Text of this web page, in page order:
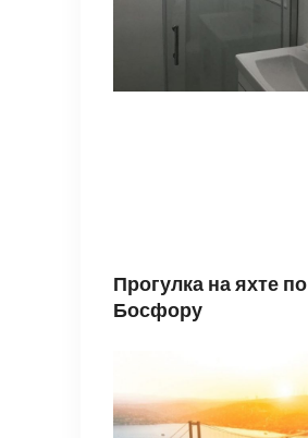
Прогулка на яхте по
Босфору